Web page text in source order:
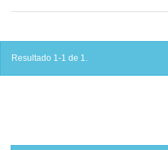
Resultado 1-1 de 1.